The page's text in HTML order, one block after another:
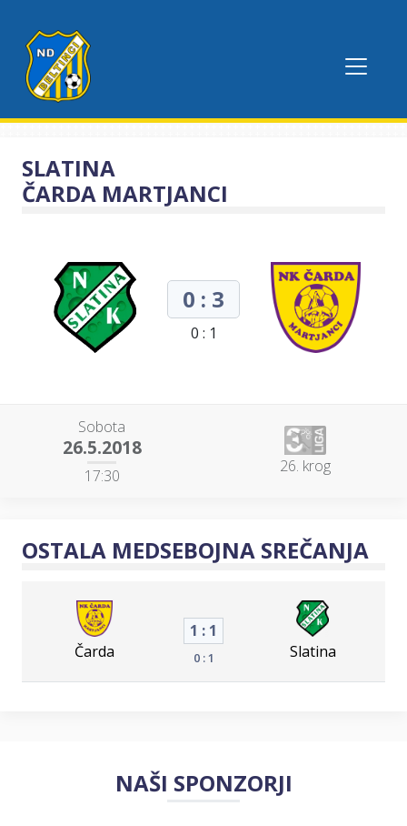
SLATINA
ČARDA MARTJANCI
0 : 3
0 : 1
Sobota
26.5.2018
17:30 26. krog
OSTALA MEDSEBOJNA SREČANJA
Čarda
1 : 1
0 : 1 Slatina
NAŠI SPONZORJI